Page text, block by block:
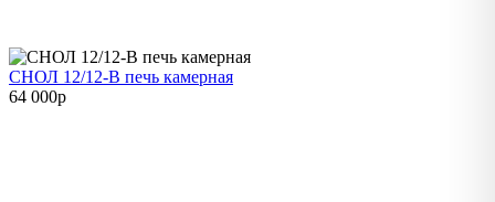
СНОЛ 12/12-В печь камерная
64 000p